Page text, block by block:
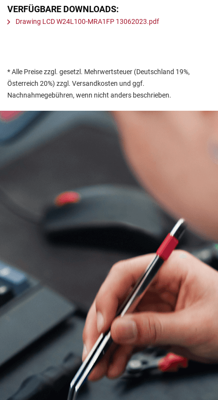
VERFÜGBARE DOWNLOADS:
Drawing LCD W24L100-MRA1FP 13062023.pdf
* Alle Preise zzgl. gesetzl. Mehrwertsteuer (Deutschland 19%,
Österreich 20%) zzgl. Versandkosten und ggf.
Nachnahmegebühren, wenn nicht anders beschrieben.